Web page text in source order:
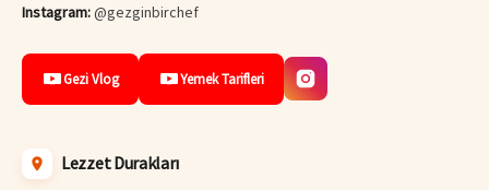
Instagram:@gezginbirchef
Gezi Vlog Yemek Tarifleri
Lezzet Durakları